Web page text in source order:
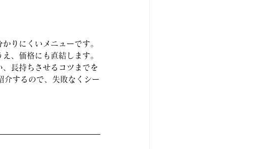
りにくいメニューです。
、価格にも直結します。
長持ちさせるコツまでを
するので、失敗なくシー